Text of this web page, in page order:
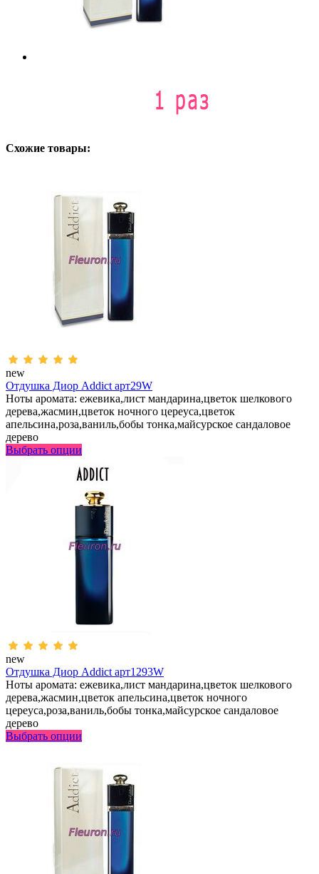
Схожие товары:
new
Отдушка Диор Addict арт29W
Ноты аромата: ежевика,лист мандарина,цветок шелкового
дерева,жасмин,цветок ночного цереуса,цветок
апельсина,роза,ваниль,бобы тонка,майсурское сандаловое
дерево
Выбрать опции
new
Отдушка Диор Addict арт1293W
Ноты аромата: ежевика,лист мандарина,цветок шелкового
дерева,жасмин,цветок апельсина,цветок ночного
цереуса,роза,ваниль,бобы тонка,майсурское сандаловое
дерево
Выбрать опции